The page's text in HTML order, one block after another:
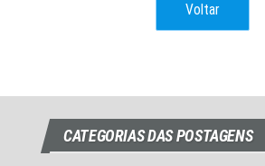
Voltar
CATEGORIAS DAS POSTAGENS